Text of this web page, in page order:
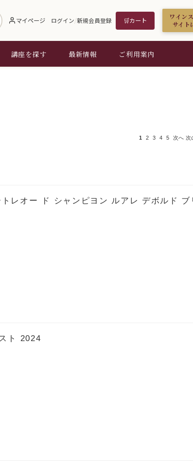
マイページ ログイン/新規会員登録 🛒カート
ワイン
サイト
講座を探す 最新情報 ご利用案内
1 2 3 4 5 次へ 次
レオー ド シャンピヨン ルアレ デボルド ブ
ト 2024